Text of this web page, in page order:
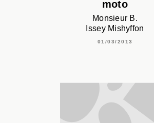
moto
Monsieur B.
Issey Mishyffon
01/03/2013